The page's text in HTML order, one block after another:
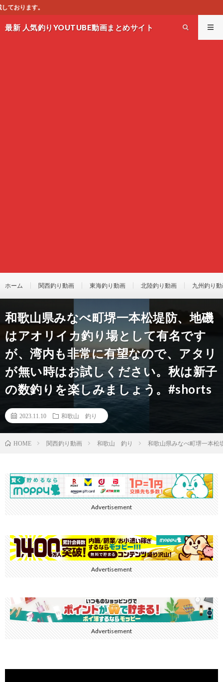
最新 人気釣りYOUTUBE動画まとめサイト
ホーム 関西釣り動画 東海釣り動画 北陸釣り動画 九州釣り
和歌山県みなべ町堺一本松堤防、地磯
はアオリイカ釣り場として有名です
が、湾内も非常に有望なので、アタリ
が無い時はお試しください。秋は新子
の数釣りを楽しみましょう。#shorts
2023.11.10 和歌山 釣り
HOME 関西釣り動画 和歌山 釣り 和歌山県みなべ町堺一本松
Advertisement
Advertisement
Advertisement